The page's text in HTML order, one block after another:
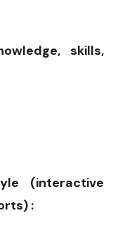
skills,
(interactive
: